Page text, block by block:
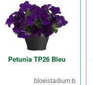
Petunia TP26 Bleu
bloeistadium:b